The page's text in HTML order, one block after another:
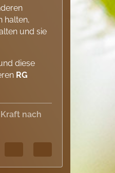
halten,
und sie
diese
RG
nach